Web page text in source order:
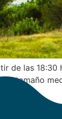
de las 18:30
tamaño